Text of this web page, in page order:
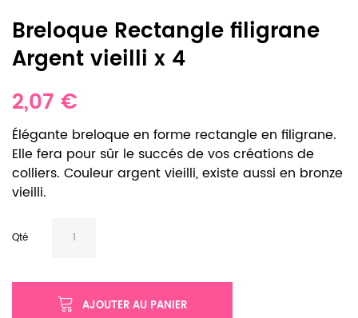
Breloque Rectangle filigrane
Argent vieilli x 4
2,07 €
Élégante breloque en forme rectangle en filigrane.
Elle fera pour sûr le succés de vos créations de
colliers. Couleur argent vieilli, existe aussi en bronze
vieilli.
Qté
AJOUTER AU PANIER